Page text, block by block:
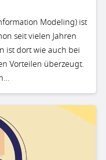
Modeling) ist
seit vielen Jahren
ist dort wie auch bei
Vorteilen überzeugt.